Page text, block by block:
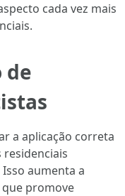
cada vez mais
de
a aplicação correta
aumenta a
promove